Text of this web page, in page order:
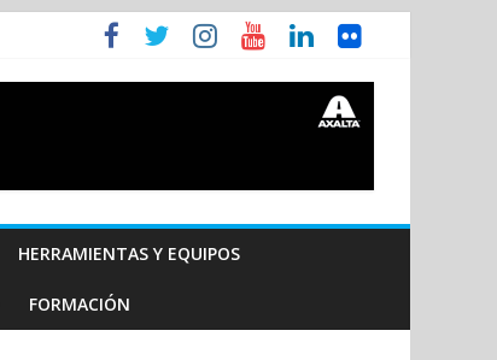
HERRAMIENTAS Y EQUIPOS
FORMACIÓN